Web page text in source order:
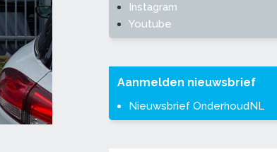
Instagram
Youtube
Aanmelden nieuwsbrief
Nieuwsbrief OnderhoudNL